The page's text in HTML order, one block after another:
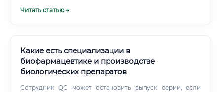
Читать статью →
Какие есть специализации в
биофармацевтике и производстве
биологических препаратов
Сотрудник QC может остановить выпуск серии, если